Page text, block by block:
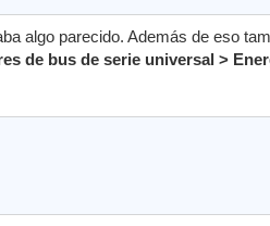
algo parecido. Además de eso
de bus de serie universal >